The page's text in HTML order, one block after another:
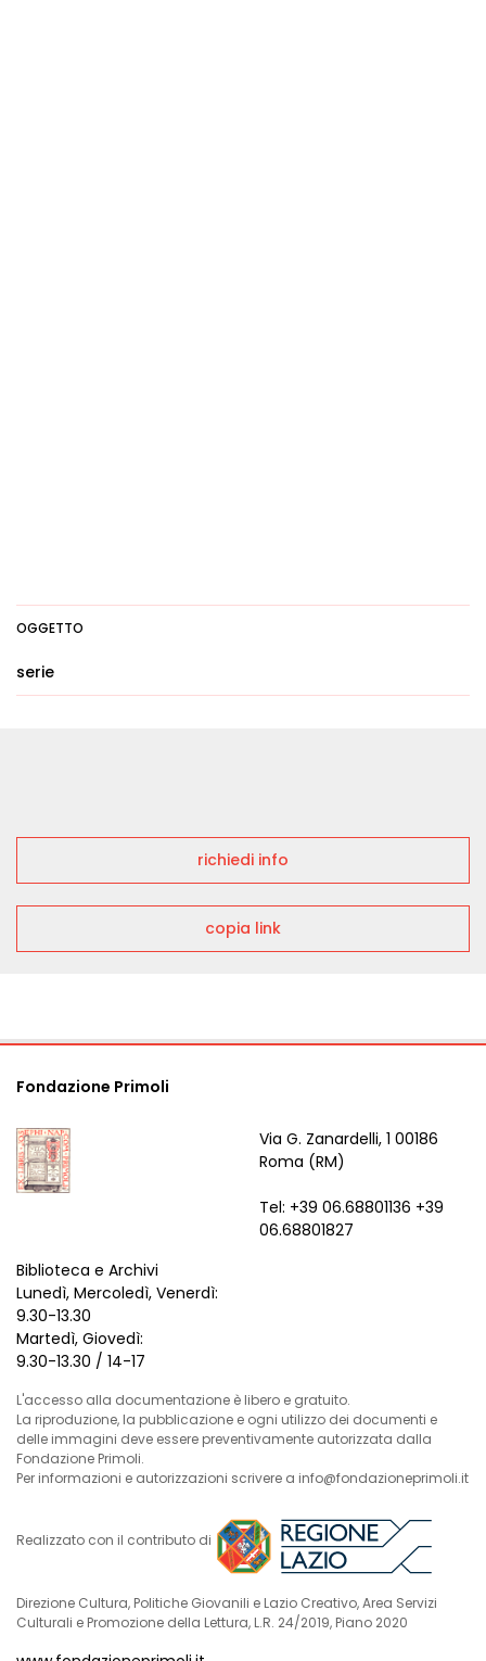
OGGETTO
serie
richiedi info
copia link
Fondazione Primoli
Via G. Zanardelli, 1 00186
Roma (RM)
Tel: +39 06.68801136 +39
06.68801827
Biblioteca e Archivi
Lunedì, Mercoledì, Venerdì:
9.30-13.30
Martedì, Giovedì:
9.30-13.30 / 14-17
L'accesso alla documentazione è libero e gratuito.
La riproduzione, la pubblicazione e ogni utilizzo dei documenti e
delle immagini deve essere preventivamente autorizzata dalla
Fondazione Primoli.
Per informazioni e autorizzazioni scrivere a info@fondazioneprimoli.it
Realizzato con il contributo di
Direzione Cultura, Politiche Giovanili e Lazio Creativo, Area Servizi
Culturali e Promozione della Lettura, L.R. 24/2019, Piano 2020